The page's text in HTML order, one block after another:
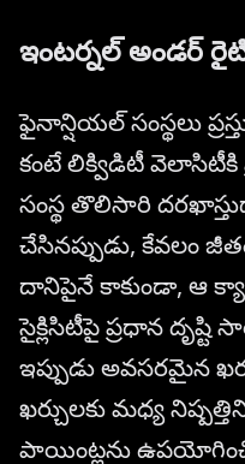
ఇంటర్నల్ అండర్
ఫైనాన్షియల్ సంస్థలు
కంటే లిక్విడిటీ వెలాసిటీకి
సంస్థ తొలిసారి
చేసినప్పుడు, కేవలం
దానిపైనే కాకుండా, ఆ
సైక్లిసిటీపై ప్రధాన దృష్టి
ఇప్పుడు అవసరమైన
ఖర్చులకు మధ్య
పాయింట్లను